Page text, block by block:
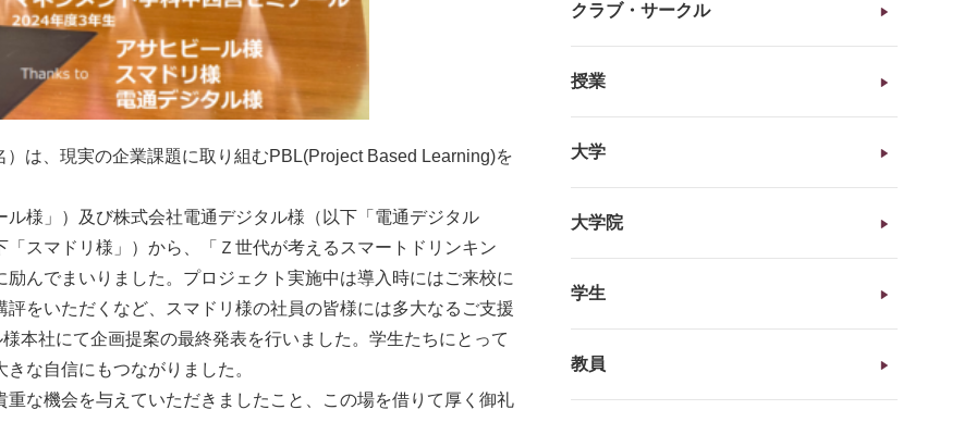
は、現実の企業課題に取り組むPBL(Project Based Learning)を
様」）及び株式会社電通デジタル様（以下「電通デジタル
スマドリ様」）から、「Ｚ世代が考えるスマートドリンキン
んでまいりました。プロジェクト実施中は導入時にはご来校に
をいただくなど、スマドリ様の社員の皆様には多大なるご支援
本社にて企画提案の最終発表を行いました。学生たちにとって
な自信にもつながりました。
な機会を与えていただきましたこと、この場を借りて厚く御礼
クラブ・サークル
授業
大学
大学院
学生
教員